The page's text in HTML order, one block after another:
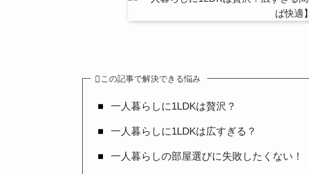
この記事で解決できる悩み
一人暮らしに1LDKは贅沢？
一人暮らしに1LDKは広すぎる？
一人暮らしの部屋選びに失敗したくない！